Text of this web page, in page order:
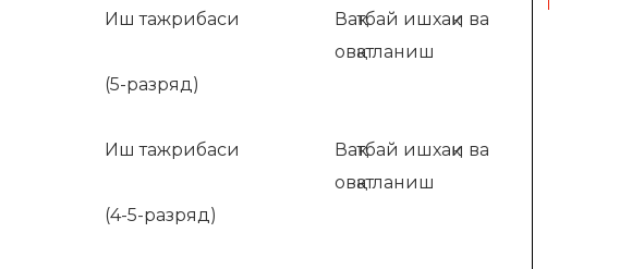
Иш тажрибаси
(5-разряд)
Вақтбай ишхақи ва
овқатланиш
Иш тажрибаси
(4-5-разряд)
Вақтбай ишхақи ва
овқатланиш